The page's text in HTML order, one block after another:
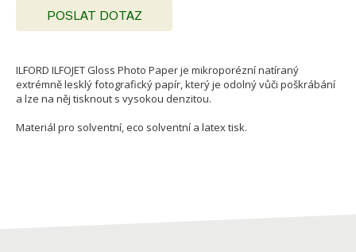
POSLAT DOTAZ
ILFORD ILFOJET Gloss Photo Paper je mikroporézní natíraný
extrémně lesklý fotografický papír, který je odolný vůči poškrábání
a lze na něj tisknout s vysokou denzitou.
Materiál pro solventní, eco solventní a latex tisk.